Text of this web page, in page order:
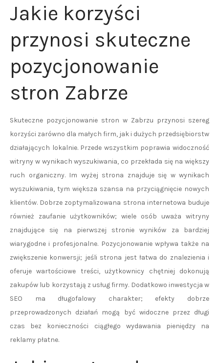
Jakie korzyści
przynosi skuteczne
pozycjonowanie
stron Zabrze
Skuteczne pozycjonowanie stron w Zabrzu przynosi szereg
korzyści zarówno dla małych firm, jak i dużych przedsiębiorstw
działających lokalnie. Przede wszystkim poprawia widoczność
witryny w wynikach wyszukiwania, co przekłada się na większy
ruch organiczny. Im wyżej strona znajduje się w wynikach
wyszukiwania, tym większa szansa na przyciągnięcie nowych
klientów. Dobrze zoptymalizowana strona internetowa buduje
również zaufanie użytkowników; wiele osób uważa witryny
znajdujące się na pierwszej stronie wyników za bardziej
wiarygodne i profesjonalne. Pozycjonowanie wpływa także na
zwiększenie konwersji; jeśli strona jest łatwa do znalezienia i
oferuje wartościowe treści, użytkownicy chętniej dokonują
zakupów lub korzystają z usług firmy. Dodatkowo inwestycja w
SEO ma długofalowy charakter; efekty dobrze
przeprowadzonych działań mogą być widoczne przez długi
czas bez konieczności ciągłego wydawania pieniędzy na
reklamy płatne.